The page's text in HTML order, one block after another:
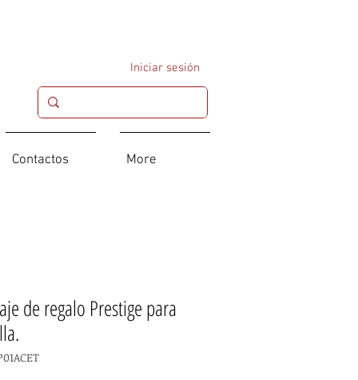
Iniciar sesión
Contactos More
de regalo Prestige para